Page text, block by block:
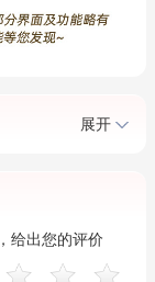
展开
给出您的评价